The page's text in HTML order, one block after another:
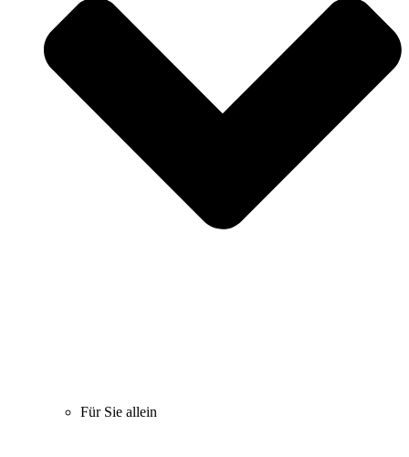
Für Sie allein